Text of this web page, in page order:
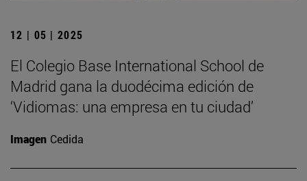
12 | 05 | 2025
El Colegio Base International School de
Madrid gana la duodécima edición de
‘Vidiomas: una empresa en tu ciudad’
Imagen Cedida